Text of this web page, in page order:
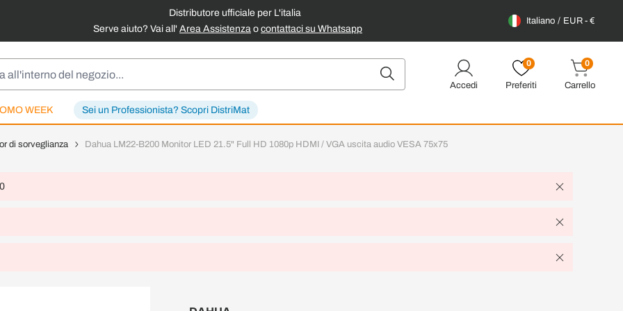
Distributore ufficiale per L'italia
Serve aiuto? Vai all' Area Assistenza o contattaci su Whatsapp
Italiano EUR - €
WEEK Sei un Professionista? Scopri DistriMat
Accedi
0
Preferiti
0
Carrello
di sorveglianza Dahua LM22-B200 Monitor LED 21.5" Full HD 1080p HDMI / VGA uscita audio VESA 75x75